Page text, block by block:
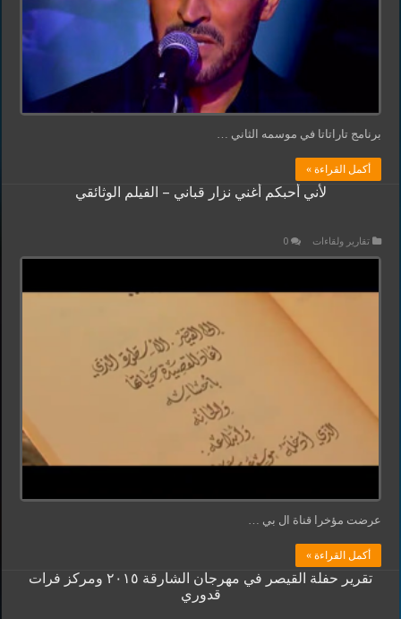
برنامج تاراتاتا في موسمه الثاني …
أكمل القراءة »
لأني أحبكم أغني نزار قباني – الفيلم الوثائقي
تقارير ولقاءات 0
عرضت مؤخرا قناة ال بي …
أكمل القراءة »
تقرير حفلة القيصر في مهرجان الشارقة ٢٠١٥ ومركز فرات
قدوري